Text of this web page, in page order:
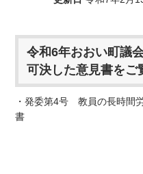
令和6年おおい町議
可決した意見書をご
・発委第4号 教員の長時間